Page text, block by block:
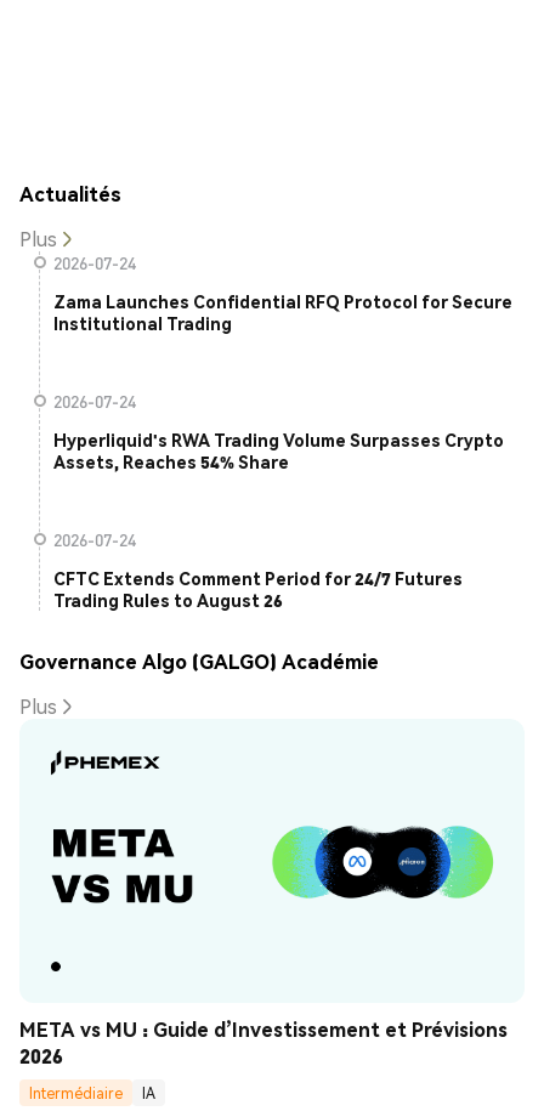
Actualités
Plus
2026-07-24
Zama Launches Confidential RFQ Protocol for Secure
Institutional Trading
2026-07-24
Hyperliquid's RWA Trading Volume Surpasses Crypto
Assets, Reaches 54% Share
2026-07-24
CFTC Extends Comment Period for 24/7 Futures
Trading Rules to August 26
Governance Algo (GALGO) Académie
Plus
META vs MU : Guide d’Investissement et Prévisions
2026
Intermédiaire
IA